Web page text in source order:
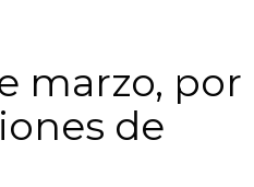
marzo, por
de